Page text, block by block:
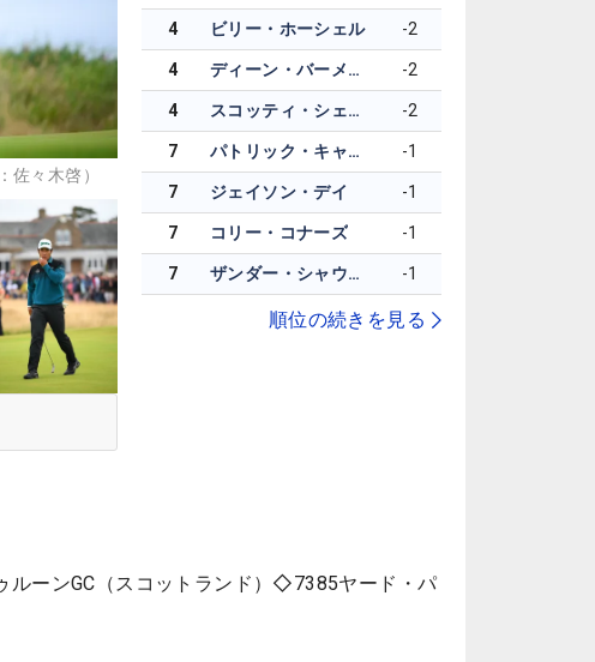
佐々木啓）
4 ビリー・ホーシェル -2
4 ディーン・バーメスター -2
4 スコッティ・シェフラー -2
7 パトリック・キャントレー -1
7 ジェイソン・デイ -1
7 コリー・コナーズ -1
7 ザンダー・シャウフェレ -1
順位の続きを見る
ーンGC（スコットランド）◇7385ヤード・パ